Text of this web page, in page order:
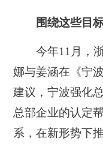
围绕这些目
今年11月，浙
娜与姜涵在《宁
建议，宁波强化
总部企业的认定
系 ，在新形势下